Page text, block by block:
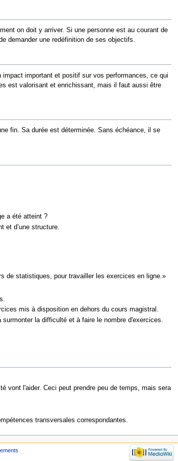
on doit y arriver. Si une personne est au courant de
demander une redéfinition de ses objectifs.
important et positif sur vos performances, ce qui
est valorisant et enrichissant, mais il faut aussi être
fin. Sa durée est déterminée. Sans échéance, il se
a été atteint ?
et d’une structure.
de statistiques, pour travailler les exercices en ligne.»
mis à disposition en dehors du cours magistral.
la difficulté et à faire le nombre d'exercices.
vont l'aider. Ceci peut prendre peu de temps, mais sera
transversales correspondantes.